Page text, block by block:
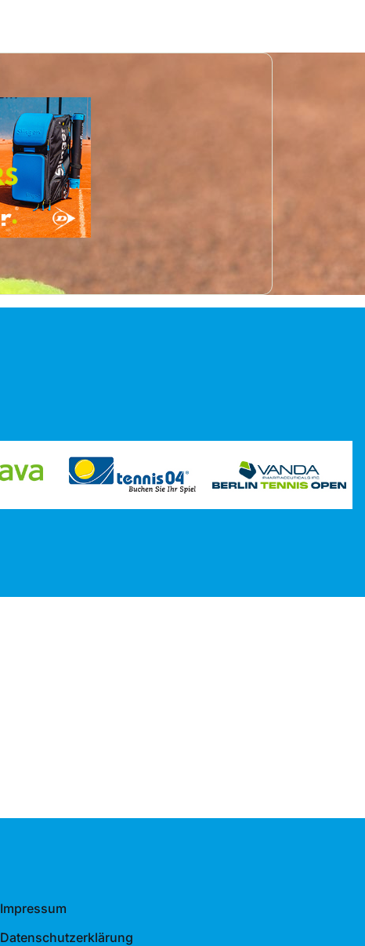
Impressum
Datenschutzerklärung